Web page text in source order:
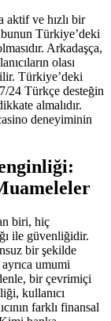
aktif ve hızlı bir
Türkiye’deki
Arkadaşça,
olası
Türkiye’deki
24 Türkçe desteğin
almalıdır.
deneyiminin
biri, hiç
ile güvenliğidir.
bir şekilde
umumi
bir çevrimiçi
kullanıcı
farklı finansal